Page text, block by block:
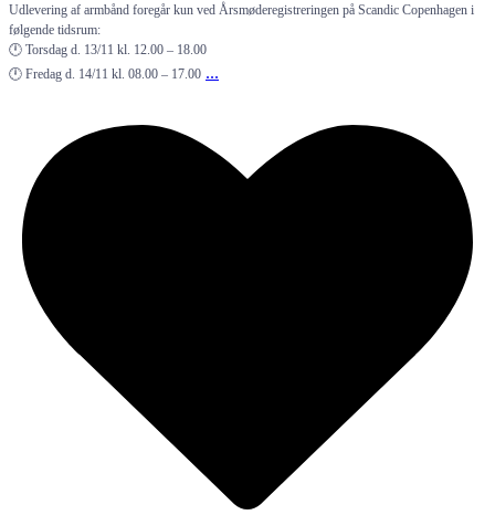
Udlevering af armbånd foregår kun ved Årsmøderegistreringen på Scandic Copenhagen i
følgende tidsrum:
🕛 Torsdag d. 13/11 kl. 12.00 – 18.00
🕛 Fredag d. 14/11 kl. 08.00 – 17.00 ...